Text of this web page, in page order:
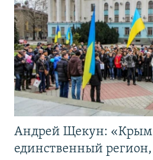
Андрей Щекун: «Крым
единственный